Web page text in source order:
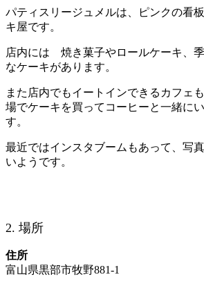
パティスリージュメルは、ピンクの看
キ屋です。
店内には 焼き菓子やロールケーキ、
なケーキがあります。
また店内でもイートインできるカフェ
場でケーキを買ってコーヒーと一緒に
す。
最近ではインスタブームもあって、写
いようです。
2. 場所
住所
富山県黒部市牧野881-1